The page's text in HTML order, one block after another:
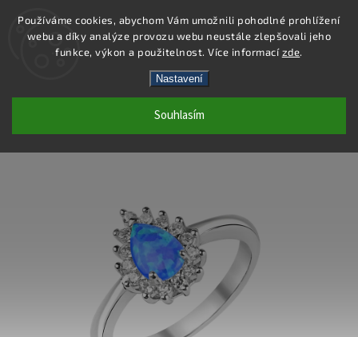
Používáme cookies, abychom Vám umožnili pohodlné prohlížení
webu a díky analýze provozu webu neustále zlepšovali jeho
funkce, výkon a použitelnost. Více informacízde.
Nastavení
Souhlasím
Hledat
SS381R - PRSTEN AG 925/1000